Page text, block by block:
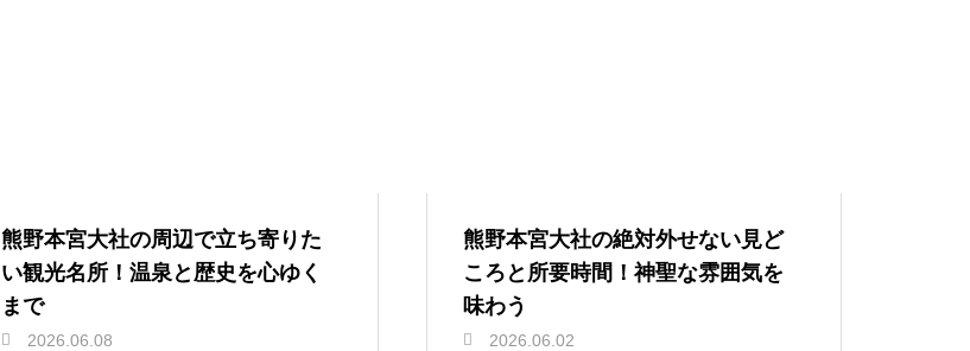
熊野本宮大社の周辺で立ち寄りた
い観光名所！温泉と歴史を心ゆく
まで
2026.06.08
熊野本宮大社の絶対外せない見ど
ころと所要時間！神聖な雰囲気を
味わう
2026.06.02